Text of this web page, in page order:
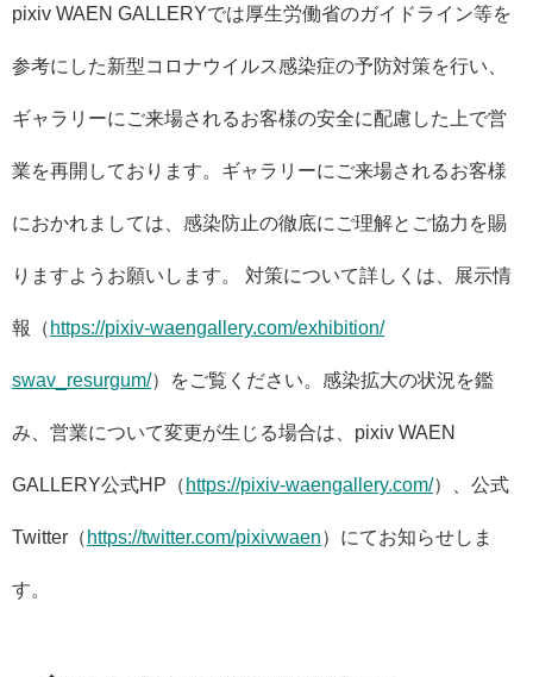
pixiv WAEN GALLERYでは厚生労働省のガイドライン等を
参考にした新型コロナウイルス感染症の予防対策を行い、
ギャラリーにご来場されるお客様の安全に配慮した上で営
業を再開 しております。 ギャラリーにご来場されるお客様
におかれましては、 感染防止の徹底にご理解とご協力を賜
りますようお願いします。 対策について詳しくは、展示情
報（ https://pixiv-waengallery.com/exhibition/
swav_resurgum/）をご覧ください。 感染拡大の状況を鑑
み、営業について変更が生じる場合は、 pixiv WAEN
GALLERY公式HP（ https://pixiv-waengallery.com/）、公式
Twitter（ https://twitter.com/pixivwaen） にてお知らせしま
す。